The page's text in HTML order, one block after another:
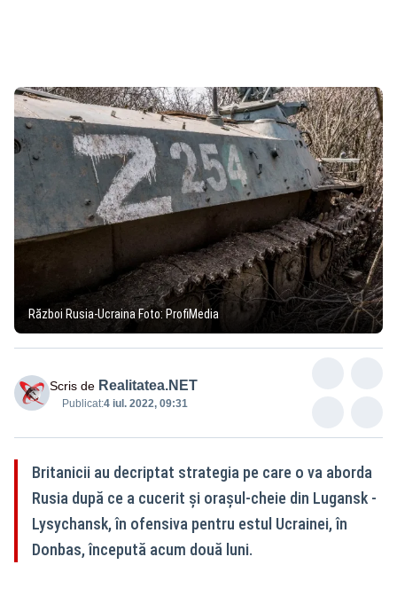
Război Rusia-Ucraina Foto: ProfiMedia
Scris de Realitatea.NET
Publicat:4 iul. 2022, 09:31
Britanicii au decriptat strategia pe care o va aborda
Rusia după ce a cucerit și orașul-cheie din Lugansk -
Lysychansk, în ofensiva pentru estul Ucrainei, în
Donbas, începută acum două luni.